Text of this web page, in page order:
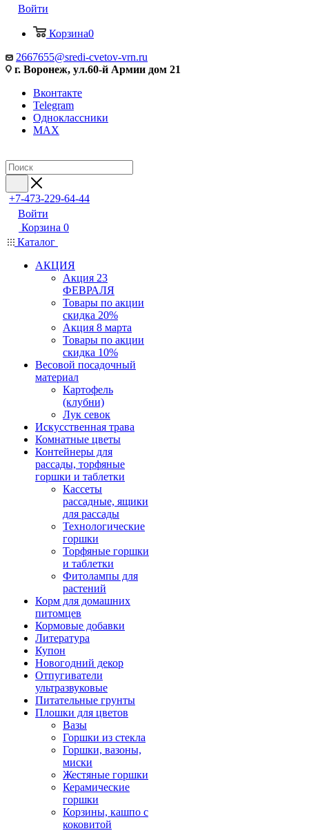
Войти
Корзина0
2667655@sredi-cvetov-vrn.ru
г. Воронеж, ул.60-й Армии дом 21
Вконтакте
Telegram
Одноклассники
MAX
+7-473-229-64-44
Войти
Корзина 0
Каталог
АКЦИЯ
Акция 23
ФЕВРАЛЯ
Товары по акции
скидка 20%
Акция 8 марта
Товары по акции
скидка 10%
Весовой посадочный
материал
Картофель
(клубни)
Лук севок
Искусственная трава
Комнатные цветы
Контейнеры для
рассады, торфяные
горшки и таблетки
Кассеты
рассадные, ящики
для рассады
Технологические
горшки
Торфяные горшки
и таблетки
Фитолампы для
растений
Корм для домашних
питомцев
Кормовые добавки
Литература
Купон
Новогодний декор
Отпугиватели
ультразвуковые
Питательные грунты
Плошки для цветов
Вазы
Горшки из стекла
Горшки, вазоны,
миски
Жестяные горшки
Керамические
горшки
Корзины, кашпо с
коковитой